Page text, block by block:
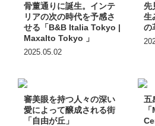
骨董通りに誕生。インテ
リアの次の時代を予感さ
せる「B&B Italia Tokyo |
Maxalto Tokyo 」
2025.05.02
先
生
の
審美眼を持つ人々の深い
愛によって醸成される街
「自由が丘」
五